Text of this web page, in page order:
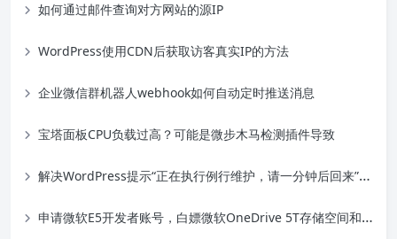
如何通过邮件查询对方网站的源IP
WordPress使用CDN后获取访客真实IP的方法
企业微信群机器人webhook如何自动定时推送消息
宝塔面板CPU负载过高？可能是微步木马检测插件导致
解决WordPress提示“正在执行例行维护，请一分钟后回来”方法
申请微软E5开发者账号，白嫖微软OneDrive 5T存储空间和Office365教程